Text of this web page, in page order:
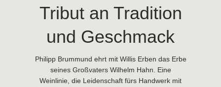
Tribut an Tradition
und Geschmack
Philipp Brummund ehrt mit Willis Erben das Erbe
seines Großvaters Wilhelm Hahn. Eine
Weinlinie, die Leidenschaft fürs Handwerk mit